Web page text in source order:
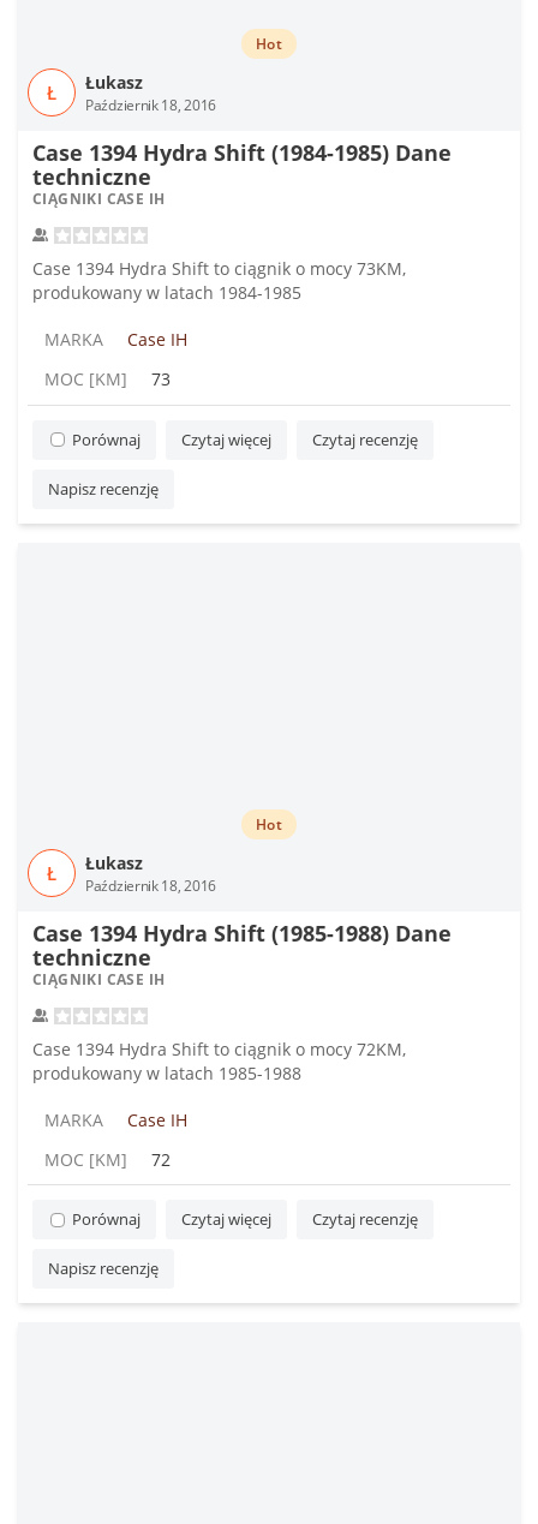
Ł Łukasz
Październik 18, 2016
Hot
Case 1394 Hydra Shift (1984-1985) Dane
techniczne
CIĄGNIKI CASE IH
Case 1394 Hydra Shift to ciągnik o mocy 73KM,
produkowany w latach 1984-1985
MARKA
Case IH
MOC [KM]
73
Porównaj Czytaj więcej Czytaj recenzję
Napisz recenzję
Ł Łukasz
Październik 18, 2016
Hot
Case 1394 Hydra Shift (1985-1988) Dane
techniczne
CIĄGNIKI CASE IH
Case 1394 Hydra Shift to ciągnik o mocy 72KM,
produkowany w latach 1985-1988
MARKA
Case IH
MOC [KM]
72
Porównaj Czytaj więcej Czytaj recenzję
Napisz recenzję